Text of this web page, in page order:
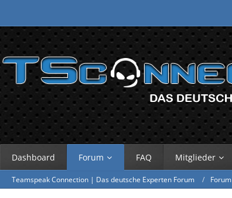
Dashboard Forum FAQ Mitglieder
Teamspeak Connection | Das deutsche Experten Forum Forum